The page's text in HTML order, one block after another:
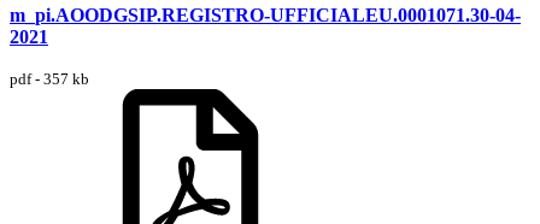
m_pi.AOODGSIP.REGISTRO-UFFICIALEU.0001071.30-04-
2021
pdf - 357 kb